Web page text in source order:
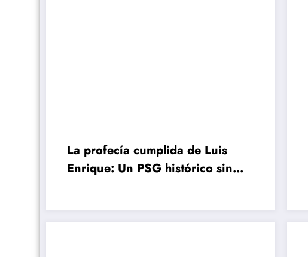
La profecía cumplida de Luis
Enrique: Un PSG histórico sin
Mbappé